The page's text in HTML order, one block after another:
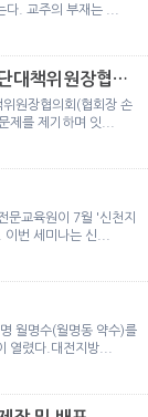
절차 돌입
다. 교주의 부재는 ...
대책위원장협의
원장협의회(협회장 손
제를 제기하며 잇...
문교육원이 7월 '신천지
번 세미나는 신...
월명수(월명동 약수)를
열렸다.대전지방...